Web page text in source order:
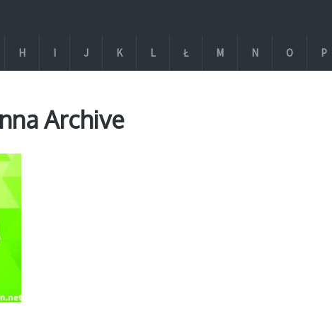
H I J K L Ł M N O P
Archive